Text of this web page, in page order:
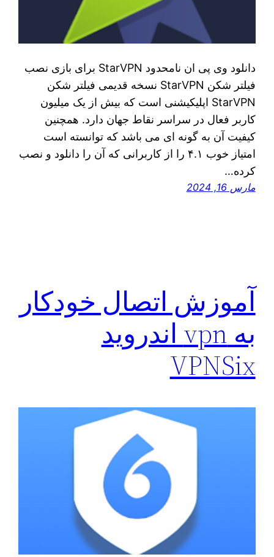
دانلود وی پی ان نامحدود StarVPN برای بازی نصب
فیلتر شکن StarVPN نسخه قدیمی فیلتر شکن
StarVPN اپلیکیشنی است که بیش از یک میلیون
کاربر فعال در سراسر نقاط جهان دارد. همچنین
کیفیت آن به گونه ‌ای می‌ باشد که توانسته است
امتیاز خوب ۴.۱ را از کاربرانی که آن را دانلود و نصب
کرده‌…
مارس 16, 2024
آموزش اتصال خودکار
به ‌vpn اندروید
VPNSix